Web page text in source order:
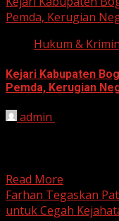
Pemda, Kerugian
Hukum &
Kejari Kabupaten
Pemda, Kerugian
admin
Read More
Farhan Tegaskan
untuk Cegah